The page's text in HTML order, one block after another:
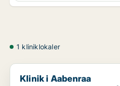
1 kliniklokaler
Klinik i Aabenraa
Klinik i Aabenraa